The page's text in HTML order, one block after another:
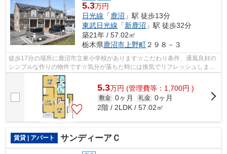
5.3万円
日光線 「鹿沼 」駅 徒歩13分
東武日光線 「新鹿沼 」駅 徒歩32分
築21年 / 57.02㎡
栃木県鹿沼市上野町２９８－３
徒歩17分の場所に鹿沼市立東小学校があります☆こだわり条件、通風良好の
シンプルな作りの物件です☆気分が落ちた時には換気でリフレッシュしまし
ょう☆こちらの物件はアパートです☆最上...
5.3万円 (管理費等：1,700円 )
敷金 0ヶ月 礼金 0ヶ月
2階 / 2LDK / 57.02㎡
賃貸 | アパート サンディーアＣ